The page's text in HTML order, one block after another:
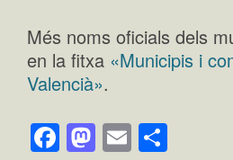
Més noms oficials dels
en la fitxa «Municipis i
Valencià».
Facebook
Mastodon
Email